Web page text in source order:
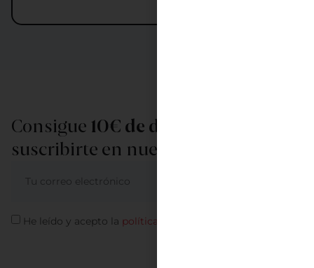
Consigue 10€ de descuento
suscribirte en nuestra newsletter
He leído y acepto la política de privacidad